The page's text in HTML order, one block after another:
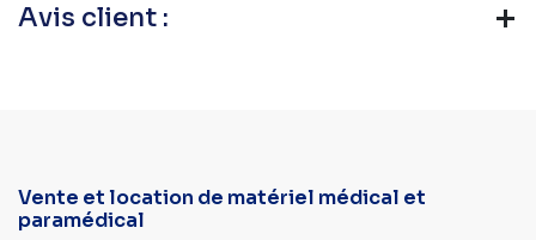
Avis client :
Vente et location de matériel médical et
paramédical